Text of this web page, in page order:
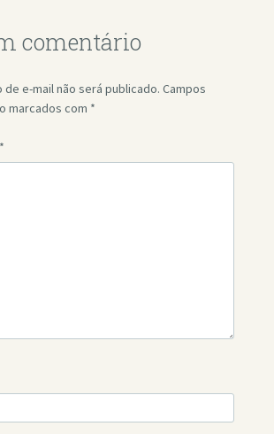
comentário
de e-mail não será publicado. Campos
marcados com *
*